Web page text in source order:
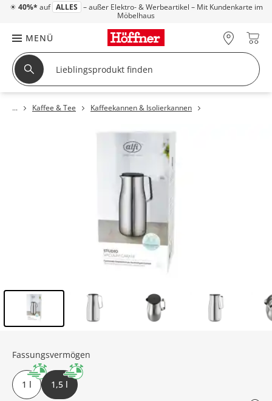
☀ 40%* auf ALLES – außer Elektro- & Werbeartikel – Mit Kundenkarte im
Möbelhaus
MENÜ
Kaffee & Tee Kaffeekannen & Isolierkannen
Fassungsvermögen
1 l 1,5 l